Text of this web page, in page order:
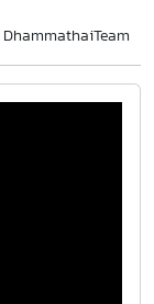
DhammathaiTeam